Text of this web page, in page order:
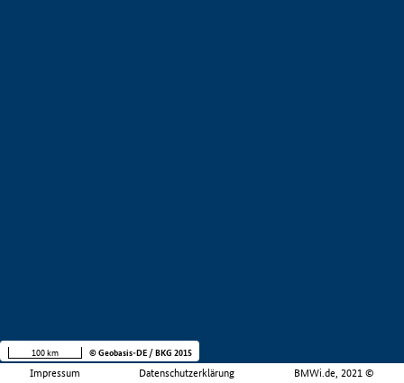
Impressum Datenschutzerklärung BMWi.de, 2021 ©
100 km © Geobasis-DE / BKG 2015